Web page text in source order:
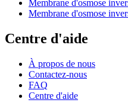
Membrane d'osmose
Membrane d'osmose
Centre d'aide
À propos de nous
Contactez-nous
FAQ
Centre d'aide